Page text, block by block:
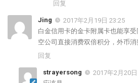
回复
Jing
2017年2月19日 23:25
白金信用卡的金卡附属卡也能享
空公司直接消费双倍积分，外币消
回复
strayersong
2017年2月20